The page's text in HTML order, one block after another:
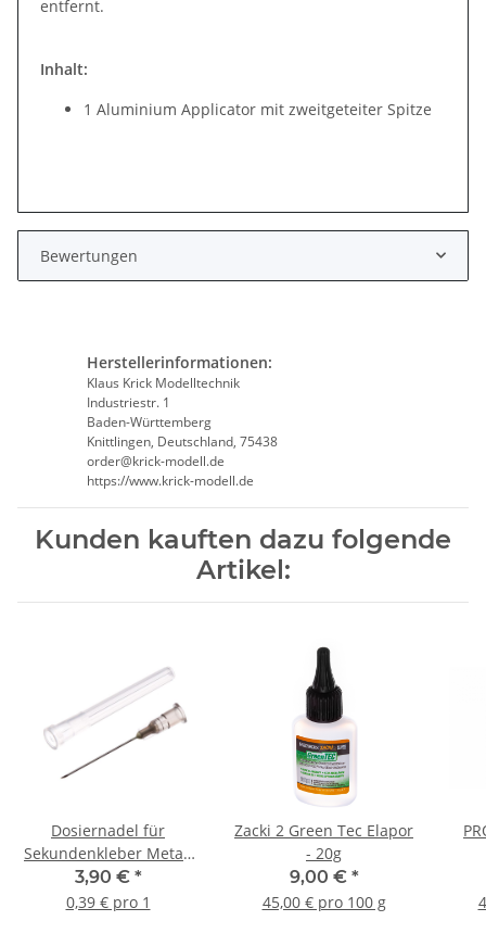
entfernt.
Inhalt:
1 Aluminium Applicator mit zweitgeteiter Spitze
Bewertungen
Herstellerinformationen:
Klaus Krick Modelltechnik
Industriestr. 1
Baden-Württemberg
Knittlingen, Deutschland, 75438
order@krick-modell.de
https://www.krick-modell.de
Kunden kauften dazu folgende
Artikel:
Dosiernadel für
Sekundenkleber Metall
(10 Stück)
3,90 € *
0,39 € pro 1
Zacki 2 Green Tec Elapor
- 20g
9,00 € *
45,00 € pro 100 g